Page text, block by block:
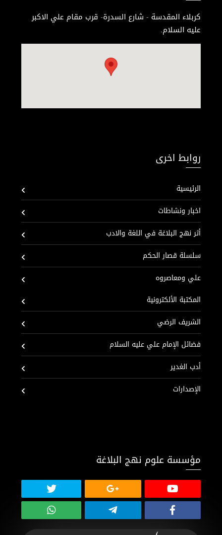
كربلاء المقدسة - شارع السدرة- قرب مقام علي الاكبر
عليه السلام.
روابط اخرى
الرئيسية
اخبار ونشاطات
أثر نهج البلاغة في اللغة والادب
سلسلة قصار الحكم
علي ومعاصروه
المكتبة الألكترونية
الشريف الرضي
فضائل الإمام علي عليه السلام
أدب الغدير
الإصدارات
مؤسسة علوم نهج البلاغة